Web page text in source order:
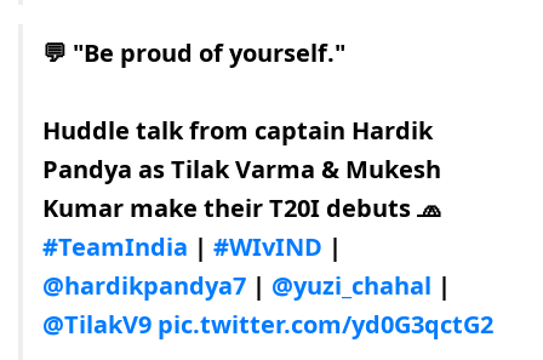
💬 "Be proud of yourself."
Huddle talk from captain Hardik
Pandya as Tilak Varma & Mukesh
Kumar make their T20I debuts 🧢
#TeamIndia | #WIvIND |
@hardikpandya7 | @yuzi_chahal |
@TilakV9 pic.twitter.com/yd0G3qctG2